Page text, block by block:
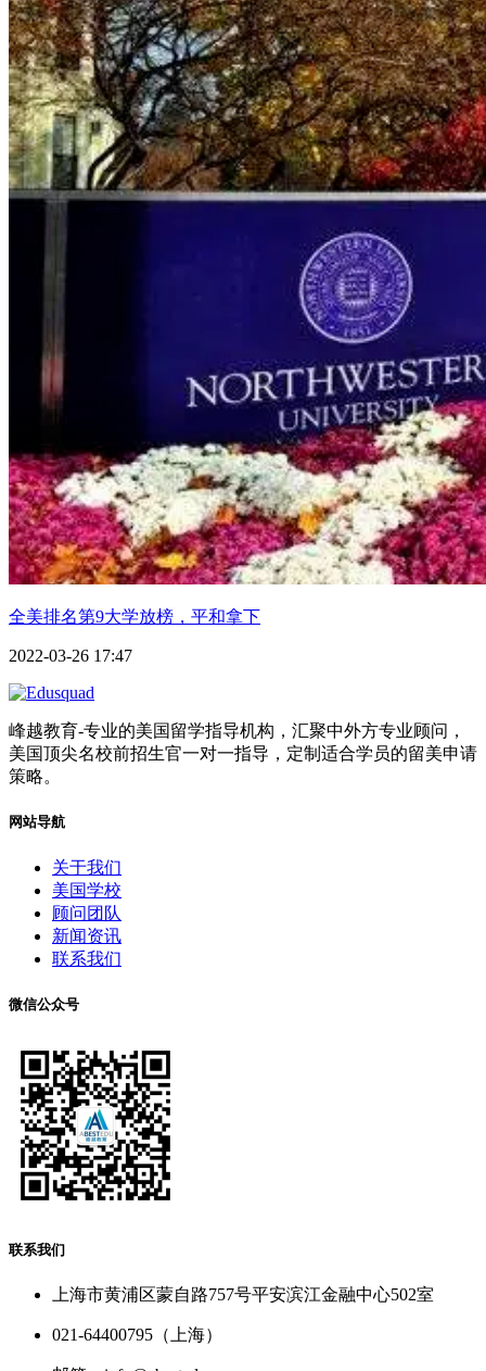
全美排名第9大学放榜，平和拿下
2022-03-26 17:47
峰越教育-专业的美国留学指导机构，汇聚中外方专业顾问，
美国顶尖名校前招生官一对一指导，定制适合学员的留美申请
策略。
网站导航
关于我们
美国学校
顾问团队
新闻资讯
联系我们
微信公众号
联系我们
上海市黄浦区蒙自路757号平安滨江金融中心502室
021-64400795（上海）